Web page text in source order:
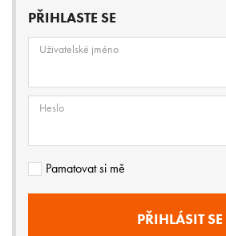
PŘIHLASTE SE
Uživatelské jméno
Heslo
Pamatovat si mě